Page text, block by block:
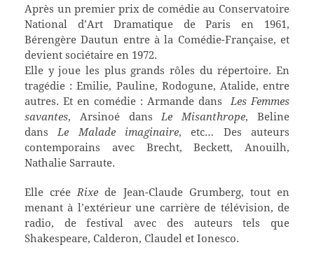
Après un premier prix de comédie au Conservatoire
National d’Art Dramatique de Paris en 1961,
Bérengère Dautun entre à la Comédie-Française, et
devient sociétaire en 1972.
Elle y joue les plus grands rôles du répertoire. En
tragédie : Emilie, Pauline, Rodogune, Atalide, entre
autres. Et en comédie : Armande dans Les Femmes
savantes, Arsinoé dans Le Misanthrope, Beline
dans Le Malade imaginaire, etc… Des auteurs
contemporains avec Brecht, Beckett, Anouilh,
Nathalie Sarraute.
Elle crée Rixe de Jean-Claude Grumberg, tout en
menant à l’extérieur une carrière de télévision, de
radio, de festival avec des auteurs tels que
Shakespeare, Calderon, Claudel et Ionesco.